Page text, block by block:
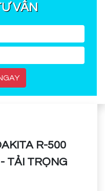
VẤN
TẢI TRỌNG